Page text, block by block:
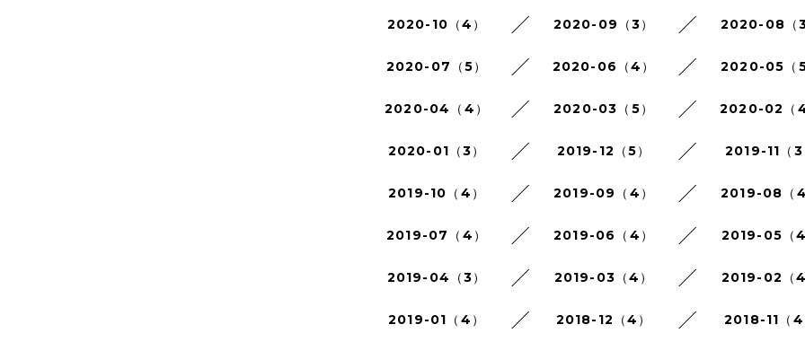
2020-10（4） 2020-09（3） 2020-08（
2020-07（5） 2020-06（4） 2020-05（
2020-04（4） 2020-03（5） 2020-02（
2020-01（3） 2019-12（5） 2019-11（3
2019-10（4） 2019-09（4） 2019-08（
2019-07（4） 2019-06（4） 2019-05（
2019-04（3） 2019-03（4） 2019-02（
2019-01（4） 2018-12（4） 2018-11（